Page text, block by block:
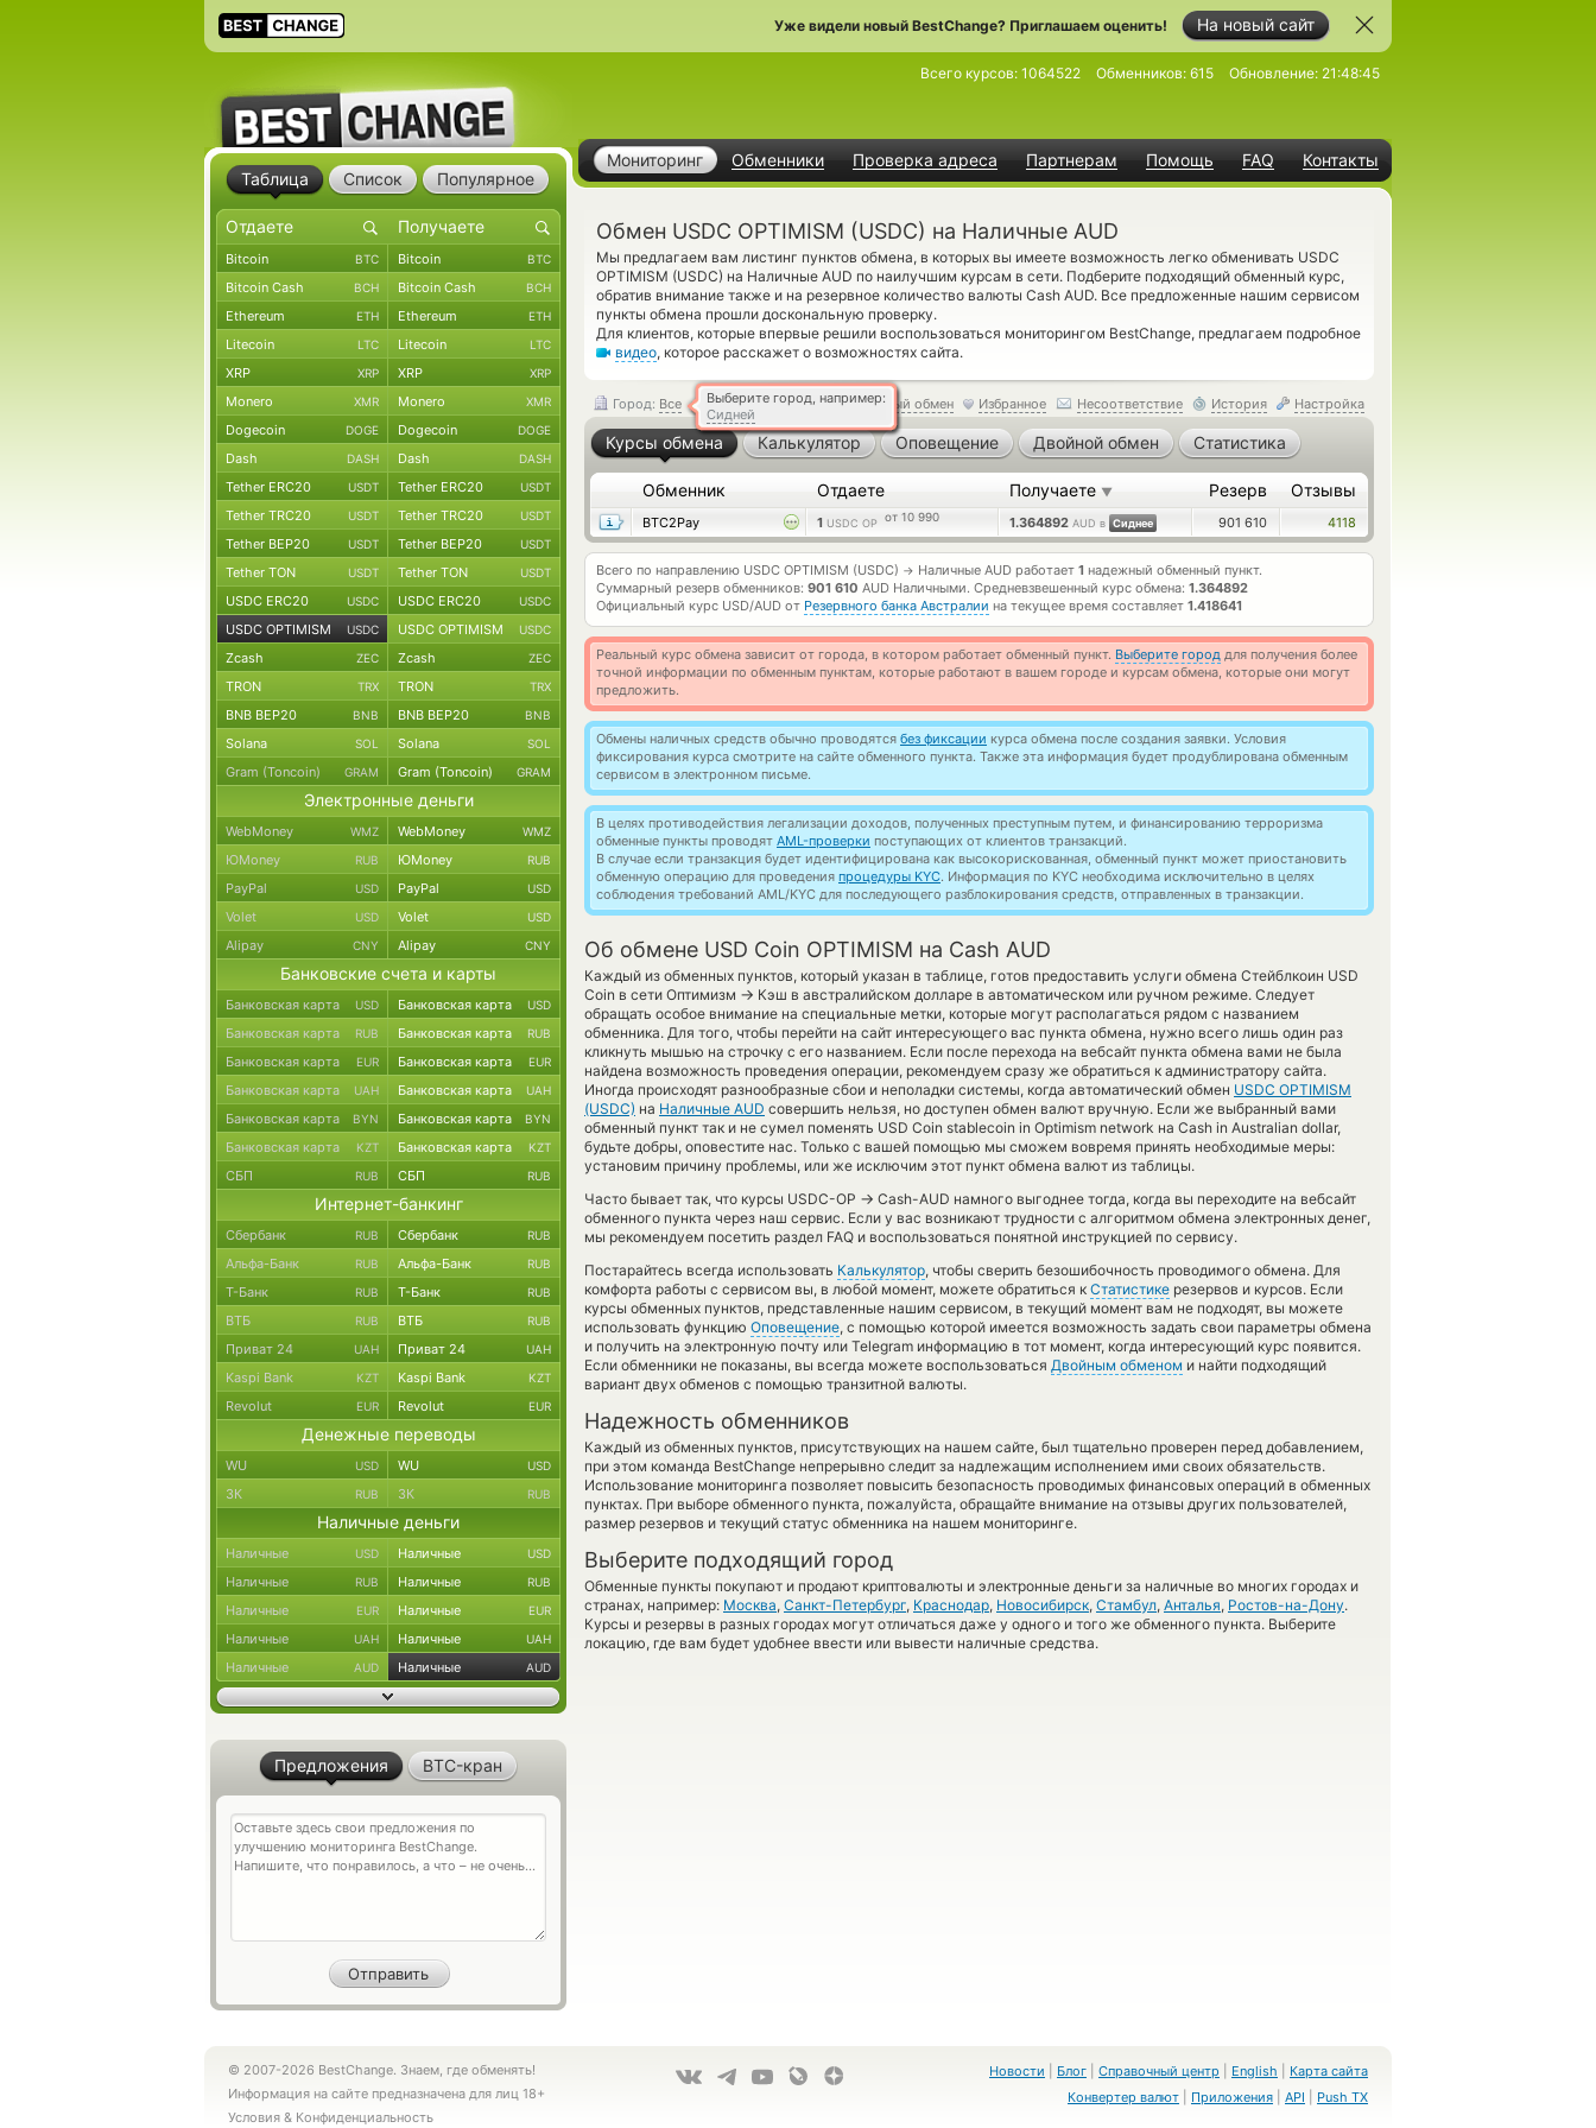
На новый сайт
Уже видели новый BestChange? Приглашаем оценить!
Мониторинг Обменники Проверка адреса Партнерам Помощь FAQ Контакты
Всего курсов: 1064522 Обменников: 615 Обновление: 21:48:45
Обмен USDC OPTIMISM (USDC) на Наличные AUD
Мы предлагаем вам листинг пунктов обмена, в которых вы имеете возможность легко обменивать USDC
OPTIMISM (USDC) на Наличные AUD по наилучшим курсам в сети. Подберите подходящий обменный курс,
обратив внимание также и на резервное количество валюты Cash AUD. Все предложенные нашим сервисом
пункты обмена прошли доскональную проверку.
Для клиентов, которые впервые решили воспользоваться мониторингом BestChange, предлагаем подробное
видео, которое расскажет о возможностях сайта.
Обратный обмен Избранное Несоответствие История Настройка
Город: Все
Выберите город, например:
Сидней
Курсы обмена Калькулятор Оповещение Двойной обмен Статистика
Обменник Отдаете Получаете ▼ Резерв Отзывы
BTC2Pay 1 USDC OP от 10 990 1.364892 AUD в Сиднее 901 610 4118
Всего по направлению USDC OPTIMISM (USDC) → Наличные AUD работает 1 надежный обменный пункт.
Суммарный резерв обменников: 901 610 AUD Наличными. Средневзвешенный курс обмена: 1.364892
Официальный курс USD/AUD от Резервного банка Австралии на текущее время составляет 1.418641
Реальный курс обмена зависит от города, в котором работает обменный пункт. Выберите город для получения более
точной информации по обменным пунктам, которые работают в вашем городе и курсам обмена, которые они могут
предложить.
Обмены наличных средств обычно проводятся без фиксации курса обмена после создания заявки. Условия
фиксирования курса смотрите на сайте обменного пункта. Также эта информация будет продублирована обменным
сервисом в электронном письме.
В целях противодействия легализации доходов, полученных преступным путем, и финансированию терроризма
обменные пункты проводят AML-проверки поступающих от клиентов транзакций.
В случае если транзакция будет идентифицирована как высокорискованная, обменный пункт может приостановить
обменную операцию для проведения процедуры KYC. Информация по KYC необходима исключительно в целях
соблюдения требований AML/KYC для последующего разблокирования средств, отправленных в транзакции.
Об обмене USD Coin OPTIMISM на Cash AUD
Каждый из обменных пунктов, который указан в таблице, готов предоставить услуги обмена Стейблкоин USD
Coin в сети Оптимизм → Кэш в австралийском долларе в автоматическом или ручном режиме. Следует
обращать особое внимание на специальные метки, которые могут располагаться рядом с названием
обменника. Для того, чтобы перейти на сайт интересующего вас пункта обмена, нужно всего лишь один раз
кликнуть мышью на строчку с его названием. Если после перехода на вебсайт пункта обмена вами не была
найдена возможность проведения операции, рекомендуем сразу же обратиться к администратору сайта.
Иногда происходят разнообразные сбои и неполадки системы, когда автоматический обмен USDC OPTIMISM
(USDC) на Наличные AUD совершить нельзя, но доступен обмен валют вручную. Если же выбранный вами
обменный пункт так и не сумел поменять USD Coin stablecoin in Optimism network на Cash in Australian dollar,
будьте добры, оповестите нас. Только с вашей помощью мы сможем вовремя принять необходимые меры:
установим причину проблемы, или же исключим этот пункт обмена валют из таблицы.
Часто бывает так, что курсы USDC-OP → Cash-AUD намного выгоднее тогда, когда вы переходите на вебсайт
обменного пункта через наш сервис. Если у вас возникают трудности с алгоритмом обмена электронных денег,
мы рекомендуем посетить раздел FAQ и воспользоваться понятной инструкцией по сервису.
Постарайтесь всегда использовать Калькулятор, чтобы сверить безошибочность проводимого обмена. Для
комфорта работы с сервисом вы, в любой момент, можете обратиться к Статистике резервов и курсов. Если
курсы обменных пунктов, представленные нашим сервисом, в текущий момент вам не подходят, вы можете
использовать функцию Оповещение, с помощью которой имеется возможность задать свои параметры обмена
и получить на электронную почту или Telegram информацию в тот момент, когда интересующий курс появится.
Если обменники не показаны, вы всегда можете воспользоваться Двойным обменом и найти подходящий
вариант двух обменов с помощью транзитной валюты.
Надежность обменников
Каждый из обменных пунктов, присутствующих на нашем сайте, был тщательно проверен перед добавлением,
при этом команда BestChange непрерывно следит за надлежащим исполнением ими своих обязательств.
Использование мониторинга позволяет повысить безопасность проводимых финансовых операций в обменных
пунктах. При выборе обменного пункта, пожалуйста, обращайте внимание на отзывы других пользователей,
размер резервов и текущий статус обменника на нашем мониторинге.
Выберите подходящий город
Обменные пункты покупают и продают криптовалюты и электронные деньги за наличные во многих городах и
странах, например: Москва, Санкт-Петербург, Краснодар, Новосибирск, Стамбул, Анталья, Ростов-на-Дону.
Курсы и резервы в разных городах могут отличаться даже у одного и того же обменного пункта. Выберите
локацию, где вам будет удобнее ввести или вывести наличные средства.
Таблица Список Популярное
Bitcoin BTC Bitcoin BTC
Bitcoin Cash BCH Bitcoin Cash BCH
Ethereum ETH Ethereum ETH
Litecoin LTC Litecoin LTC
XRP XRP XRP XRP
Monero XMR Monero XMR
Dogecoin DOGE Dogecoin DOGE
Dash DASH Dash DASH
Tether ERC20 USDT Tether ERC20 USDT
Tether TRC20 USDT Tether TRC20 USDT
Tether BEP20 USDT Tether BEP20 USDT
Tether TON USDT Tether TON USDT
USDC ERC20 USDC USDC ERC20 USDC
USDC OPTIMISM USDC USDC OPTIMISM USDC
Zcash ZEC Zcash ZEC
TRON TRX TRON TRX
BNB BEP20 BNB BNB BEP20 BNB
Solana SOL Solana SOL
Gram (Toncoin) GRAM Gram (Toncoin) GRAM
Электронные деньги
WebMoney WMZ WebMoney WMZ
ЮMoney RUB ЮMoney RUB
PayPal USD PayPal USD
Volet USD Volet USD
Alipay CNY Alipay CNY
Банковские счета и карты
Банковская карта USD Банковская карта USD
Банковская карта RUB Банковская карта RUB
Банковская карта EUR Банковская карта EUR
Банковская карта UAH Банковская карта UAH
Банковская карта BYN Банковская карта BYN
Банковская карта KZT Банковская карта KZT
СБП RUB СБП RUB
Интернет-банкинг
Сбербанк RUB Сбербанк RUB
Альфа-Банк RUB Альфа-Банк RUB
Т-Банк RUB Т-Банк RUB
ВТБ RUB ВТБ RUB
Приват 24 UAH Приват 24 UAH
Kaspi Bank KZT Kaspi Bank KZT
Revolut EUR Revolut EUR
Денежные переводы
WU USD WU USD
ЗК RUB ЗК RUB
Наличные деньги
Наличные USD Наличные USD
Наличные RUB Наличные RUB
Наличные EUR Наличные EUR
Наличные UAH Наличные UAH
Наличные AUD Наличные AUD
Предложения BTC-кран
© 2007-2026 BestChange. Знаем, где обменять!
Информация на сайте предназначена для лиц 18+
Условия & Конфиденциальность
Новости Блог Справочный центр English
Карта сайта
Конвертер валют
Приложения API Push TX